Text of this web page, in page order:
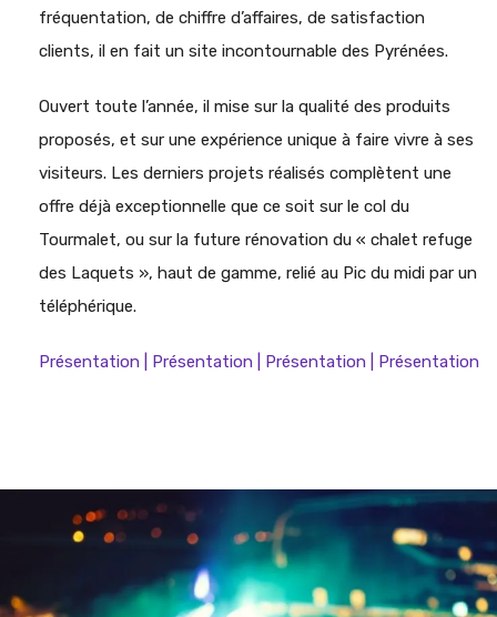
fréquentation, de chiffre d’affaires, de satisfaction
clients, il en fait un site incontournable des Pyrénées.
Ouvert toute l’année, il mise sur la qualité des produits
proposés, et sur une expérience unique à faire vivre à ses
visiteurs. Les derniers projets réalisés complètent une
offre déjà exceptionnelle que ce soit sur le col du
Tourmalet, ou sur la future rénovation du « chalet refuge
des Laquets », haut de gamme, relié au Pic du midi par un
téléphérique.
Présentation | Présentation | Présentation | Présentation